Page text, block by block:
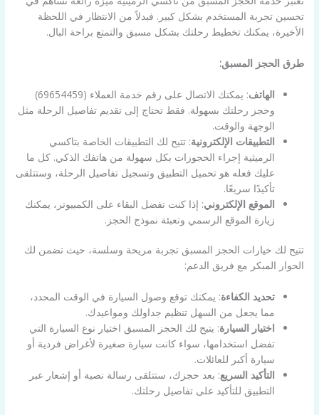
تحسين تجربة المستخدم بشكل كبير. فبدلاً من الانتظار في اللحظة
الأخيرة، يمكنك تخطيط رحلتك بشكل مسبق والتمتع براحة البال.
طرق الحجز المسبق:
الهاتف
: يمكنك الاتصال على رقم خدمة العملاء (69654459)
وحجز رحلتك بسهولة. فقط تحتاج إلى تقديم تفاصيل الرحلة مثل
الوجهة والوقت.
التطبيقات الإلكترونية: تتيح لك التطبيقات الخاصة بتاكسي
الرميثية إجراء الحجوزات بكل سهولة من هاتفك الذكي. كل ما
عليك فعله هو تحميل التطبيق وتسجيل تفاصيل الرحلة، وستتلقى
تأكيدًا سريعًا.
الموقع الإلكتروني: إذا كنت تفضل البقاء على الكمبيوتر، يمكنك
زيارة الموقع الرسمي وتعبئة نموذج الحجز.
تتيح لك خيارات الحجز المسبق تجربة مريحة وسلسة، حيث تضمن لك
الحوار المبكر مع فريق الدعم:
تحديد الكفاءة: يمكنك توقع وصول السيارة في الوقت المحدد،
مما يجعل من السهل تنظيم جداولك ومواعيدك.
اختيار السيارة: يتيح لك الحجز المسبق اختيار نوع السيارة التي
تفضل استخدامها، سواء كانت سيارة صغيرة لأغراض فردية أو
سيارة أكبر للعائلات.
التأكيد السريع: بعد حجزك، ستتلقى رسالة نصية أو إشعار عبر
التطبيق للتأكيد على تفاصيل رحلتك.